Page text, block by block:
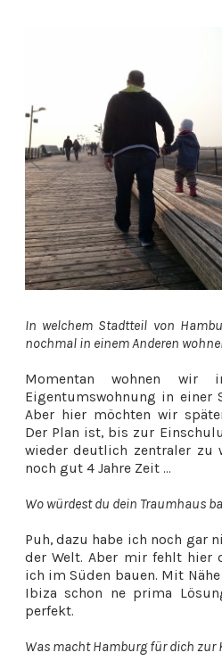
In welchem Stadtteil von
nochmal in einem Anderen
Momentan wohnen wir
Eigentumswohnung in einer
Aber hier möchten wir
Der Plan ist, bis zur
wieder deutlich zentraler zu
noch gut 4 Jahre Zeit …
Wo würdest du dein Traumhaus
Puh, dazu habe ich noch gar
der Welt. Aber mir fehlt hier
ich im Süden bauen. Mit
Ibiza schon ne prima
perfekt.
Was macht Hamburg für dich zur